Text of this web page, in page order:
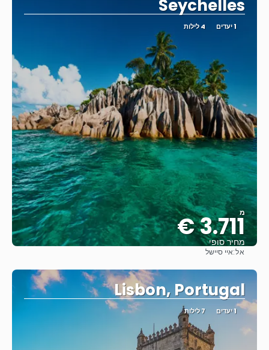
Seychelles
1 יעדים 4 לילות
מ
3.711 €
מחיר סופי
אל:איי סיישל
Lisbon, Portugal
1 יעדים 7 לילות